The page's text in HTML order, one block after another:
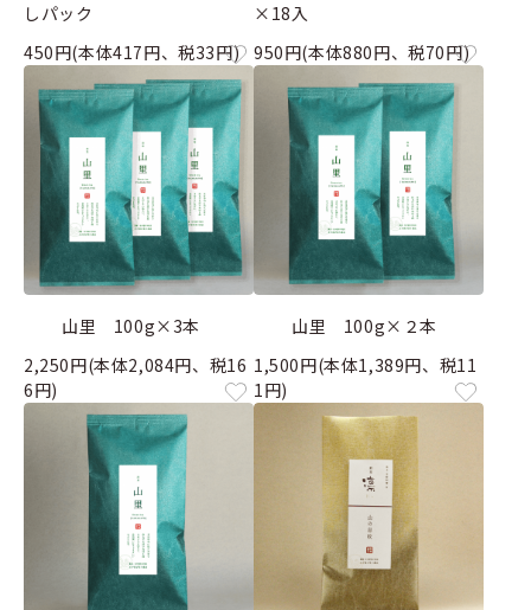
しパック
450円(本体417円、税33円)
×18入
950円(本体880円、税70円)
山里 100g×3本
2,250円(本体2,084円、税16
6円)
山里 100g×２本
1,500円(本体1,389円、税11
1円)